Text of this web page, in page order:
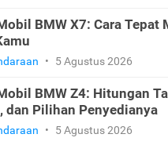
BMW X7: Cara Tepat
• 5 Agustus 2026
BMW Z4: Hitungan
dan Pilihan Penyedianya
• 5 Agustus 2026